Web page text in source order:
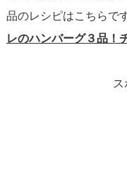
品のレシピはこちらで
レのハンバーグ３品！